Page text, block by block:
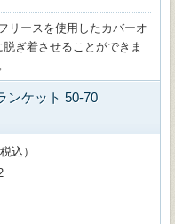
リースを使用したカバーオ
ぎ着させることができま
ンケット 50-70
込）